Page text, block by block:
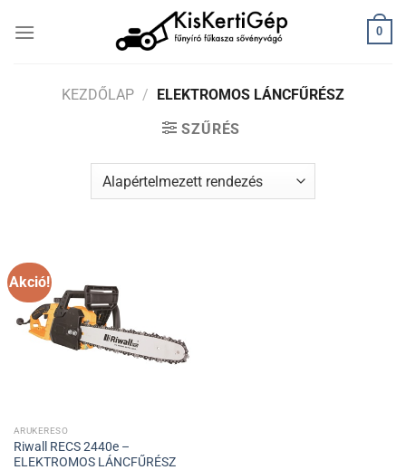
0
KEZDŐLAP / ELEKTROMOS LÁNCFŰRÉSZ
SZŰRÉS
Akció!
ARUKERESO
Riwall RECS 2440e –
ELEKTROMOS LÁNCFŰRÉSZ